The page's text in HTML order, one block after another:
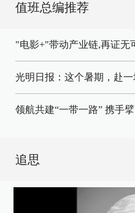
值班总编推荐
"电影+"带动产业链,再证无
光明日报：这个暑期，赴
领航共建“一带一路” 携手
追思